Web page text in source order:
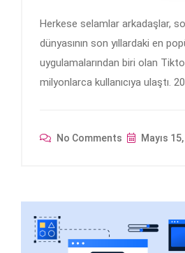
Herkese selamlar arkadaşlar,
dünyasının son yıllardaki en
uygulamalarından biri olan
milyonlarca kullanıcıya ulaştı.
No Comments Mayıs